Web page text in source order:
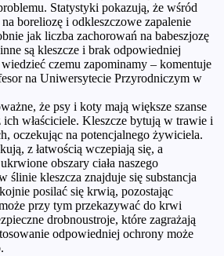
Statystyki pokazują, że wśród
boreliozę i odkleszczowe zapalenie
jak liczba zachorowań na babeszjozę
są kleszcze i brak odpowiedniej
czemu zapominamy – komentuje
na Uniwersytecie Przyrodniczym w
że psy i koty mają większe szanse
ich właściciele. Kleszcze bytują w trawie i
oczekując na potencjalnego żywiciela.
z łatwością wczepiają się, a
obszary ciała naszego
ślinie kleszcza znajduje się substancja
posilać się krwią, pozostając
przy tym przekazywać do krwi
drobnoustroje, które zagrażają
odpowiedniej ochrony może